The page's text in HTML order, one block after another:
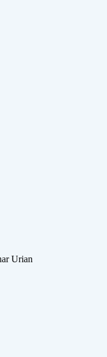
Urian